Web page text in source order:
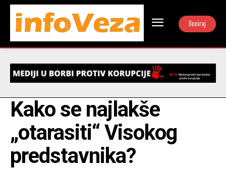
Doniraj
Kako se najlakše
„otarasiti“ Visokog
predstavnika?